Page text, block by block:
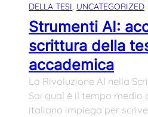
DELLA TESI, UNCATEGORIZED
Strumenti AI:
scrittura della
accademica
La Rivoluzione AI nella
Sai qual è il tempo medio
italiano impiega per